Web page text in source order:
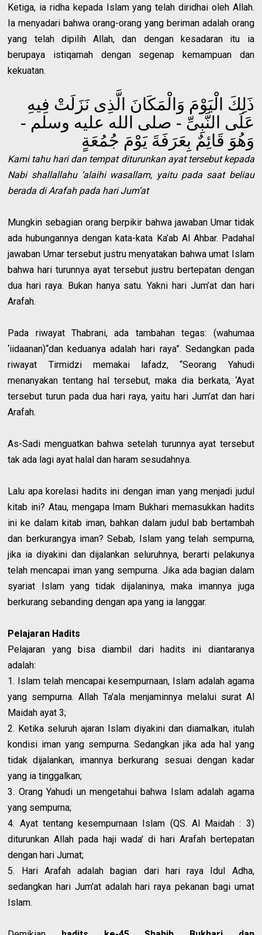
Ketiga, ia ridha kepada Islam yang telah diridhai oleh Allah.
Ia menyadari bahwa orang-orang yang beriman adalah orang
yang telah dipilih Allah, dan dengan kesadaran itu ia
berupaya istiqamah dengan segenap kemampuan dan
kekuatan.
ذَلِكَ الْيَوْمَ وَالْمَكَانَ الَّذِى نَزَلَتْ فِيهِ
عَلَى النَّبِىِّ - صلى الله عليه وسلم -
وَهُوَ قَائِمٌ بِعَرَفَةَ يَوْمَ جُمُعَةٍ
Kami tahu hari dan tempat diturunkan ayat tersebut kepada
Nabi shallallahu ‘alaihi wasallam, yaitu pada saat beliau
berada di Arafah pada hari Jum’at
Mungkin sebagian orang berpikir bahwa jawaban Umar tidak
ada hubungannya dengan kata-kata Ka’ab Al Ahbar. Padahal
jawaban Umar tersebut justru menyatakan bahwa umat Islam
bahwa hari turunnya ayat tersebut justru bertepatan dengan
dua hari raya. Bukan hanya satu. Yakni hari Jum’at dan hari
Arafah.
Pada riwayat Thabrani, ada tambahan tegas: (wahumaa
‘iidaanan)“dan keduanya adalah hari raya”. Sedangkan pada
riwayat Tirmidzi memakai lafadz, “Seorang Yahudi
menanyakan tentang hal tersebut, maka dia berkata, ‘Ayat
tersebut turun pada dua hari raya, yaitu hari Jum’at dan hari
Arafah.
As-Sadi menguatkan bahwa setelah turunnya ayat tersebut
tak ada lagi ayat halal dan haram sesudahnya.
Lalu apa korelasi hadits ini dengan iman yang menjadi judul
kitab ini? Atau, mengapa Imam Bukhari memasukkan hadits
ini ke dalam kitab iman, bahkan dalam judul bab bertambah
dan berkurangya iman? Sebab, Islam yang telah sempurna,
jika ia diyakini dan dijalankan seluruhnya, berarti pelakunya
telah mencapai iman yang sempurna. Jika ada bagian dalam
syariat Islam yang tidak dijalaninya, maka imannya juga
berkurang sebanding dengan apa yang ia langgar.
Pelajaran Hadits
Pelajaran yang bisa diambil dari hadits ini diantaranya
adalah:
1. Islam telah mencapai kesempurnaan, Islam adalah agama
yang sempurna. Allah Ta'ala menjaminnya melalui surat Al
Maidah ayat 3;
2. Ketika seluruh ajaran Islam diyakini dan diamalkan, itulah
kondisi iman yang sempurna. Sedangkan jika ada hal yang
tidak dijalankan, imannya berkurang sesuai dengan kadar
yang ia tinggalkan;
3. Orang Yahudi un mengetahui bahwa Islam adalah agama
yang sempurna;
4. Ayat tentang kesempurnaan Islam (QS. Al Maidah : 3)
diturunkan Allah pada haji wada' di hari Arafah bertepatan
dengan hari Jumat;
5. Hari Arafah adalah bagian dari hari raya Idul Adha,
sedangkan hari Jum'at adalah hari raya pekanan bagi umat
Islam.